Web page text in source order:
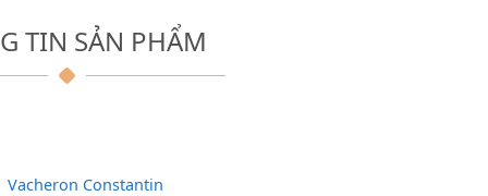
TIN SẢN PHẨM
Vacheron Constantin